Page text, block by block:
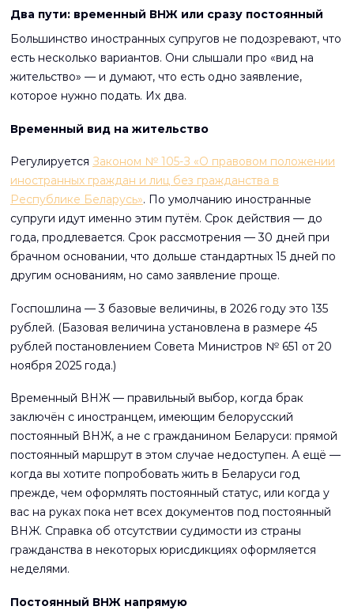
Два пути: временный ВНЖ или сразу постоянный
Большинство иностранных супругов не подозревают, что
есть несколько вариантов. Они слышали про «вид на
жительство» — и думают, что есть одно заявление,
которое нужно подать. Их два.
Временный вид на жительство
Регулируется Законом № 105-З «О правовом положении
иностранных граждан и лиц без гражданства в
Республике Беларусь». По умолчанию иностранные
супруги идут именно этим путём. Срок действия — до
года, продлевается. Срок рассмотрения — 30 дней при
брачном основании, что дольше стандартных 15 дней по
другим основаниям, но само заявление проще.
Госпошлина — 3 базовые величины, в 2026 году это 135
рублей. (Базовая величина установлена в размере 45
рублей постановлением Совета Министров № 651 от 20
ноября 2025 года.)
Временный ВНЖ — правильный выбор, когда брак
заключён с иностранцем, имеющим белорусский
постоянный ВНЖ, а не с гражданином Беларуси: прямой
постоянный маршрут в этом случае недоступен. А ещё —
когда вы хотите попробовать жить в Беларуси год
прежде, чем оформлять постоянный статус, или когда у
вас на руках пока нет всех документов под постоянный
ВНЖ. Справка об отсутствии судимости из страны
гражданства в некоторых юрисдикциях оформляется
неделями.
Постоянный ВНЖ напрямую